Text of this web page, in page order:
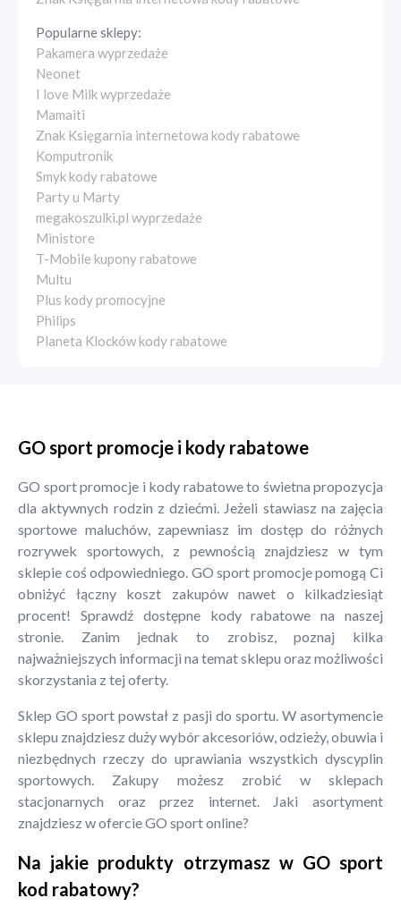
Popularne sklepy:
Pakamera wyprzedaże
Neonet
I love Milk wyprzedaże
Mamaiti
Znak Księgarnia internetowa kody rabatowe
Komputronik
Smyk kody rabatowe
Party u Marty
megakoszulki.pl wyprzedaże
Ministore
T-Mobile kupony rabatowe
Multu
Plus kody promocyjne
Philips
Planeta Klocków kody rabatowe
GO sport promocje i kody rabatowe
GO sport promocje i kody rabatowe to świetna propozycja
dla aktywnych rodzin z dziećmi. Jeżeli stawiasz na zajęcia
sportowe maluchów, zapewniasz im dostęp do różnych
rozrywek sportowych, z pewnością znajdziesz w tym
sklepie coś odpowiedniego. GO sport promocje pomogą Ci
obniżyć łączny koszt zakupów nawet o kilkadziesiąt
procent! Sprawdź dostępne kody rabatowe na naszej
stronie. Zanim jednak to zrobisz, poznaj kilka
najważniejszych informacji na temat sklepu oraz możliwości
skorzystania z tej oferty.
Sklep GO sport powstał z pasji do sportu. W asortymencie
sklepu znajdziesz duży wybór akcesoriów, odzieży, obuwia i
niezbędnych rzeczy do uprawiania wszystkich dyscyplin
sportowych. Zakupy możesz zrobić w sklepach
stacjonarnych oraz przez internet. Jaki asortyment
znajdziesz w ofercie GO sport online?
Na jakie produkty otrzymasz w GO sport
kod rabatowy?